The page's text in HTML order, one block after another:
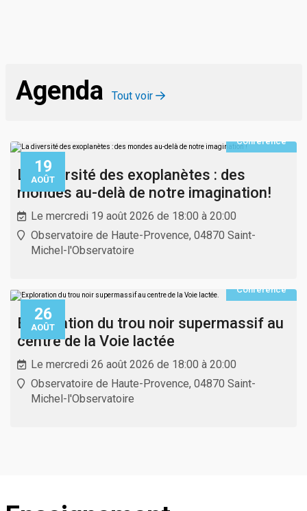
Agenda Tout voir
19
AOÛT
Conférence
La diversité des exoplanètes : des
mondes au-delà de notre imagination!
Le mercredi 19 août 2026 de 18:00 à 20:00
Observatoire de Haute-Provence, 04870 Saint-
Michel-l'Observatoire
26
AOÛT
Conférence
Exploration du trou noir supermassif au
centre de la Voie lactée
Le mercredi 26 août 2026 de 18:00 à 20:00
Observatoire de Haute-Provence, 04870 Saint-
Michel-l'Observatoire